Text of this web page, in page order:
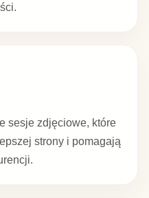
sesje zdjęciowe, które
strony i pomagają